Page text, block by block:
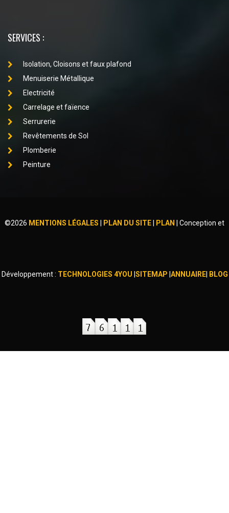
SERVICES :
Isolation, Cloisons et faux plafond
Menuiserie Métallique
Electricité
Carrelage et faïence
Serrurerie
Revêtements de Sol
Plomberie
Peinture
©2026 MENTIONS LÉGALES PLAN DU SITE PLAN Conception et
Développement : TECHNOLOGIES 4YOU SITEMAP ANNUAIRE| BLOG